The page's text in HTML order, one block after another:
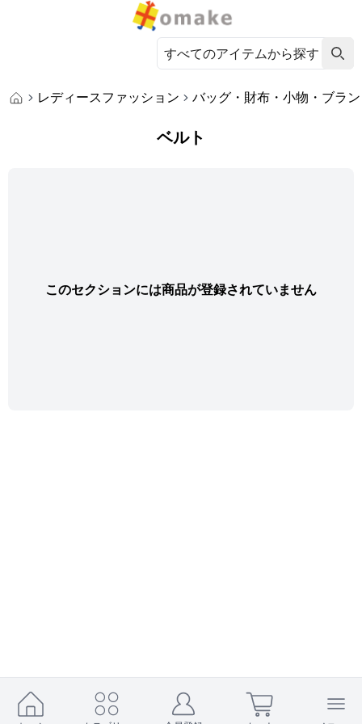
レディースファッション バッグ・財布・小物・ブラ
ベルト
このセクションには商品が登録されていません